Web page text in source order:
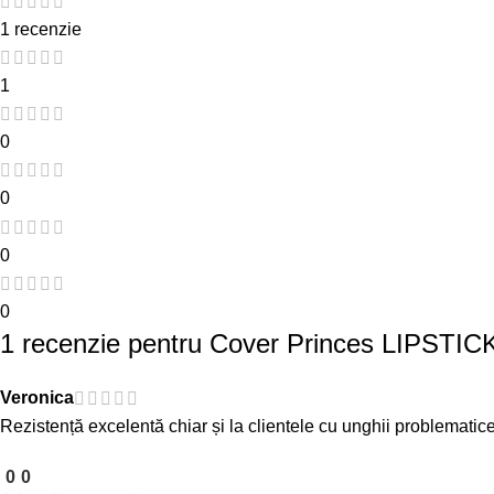
1 recenzie
1
0
0
0
0
1 recenzie pentru Cover Princes
Veronica
Rezistență excelentă chiar și la clientele cu unghii
0 0